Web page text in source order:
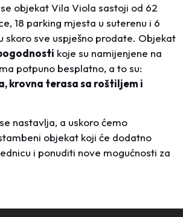
objekat Vila Viola sastoji od 62
18 parking mjesta u suterenu i 6
skoro sve uspješno prodate. Objekat
koje su namijenjene na
potpuno besplatno, a to su:
krovna terasa sa roštiljem i
nastavlja, a uskoro ćemo
objekat koji će dodatno
i ponuditi nove mogućnosti za